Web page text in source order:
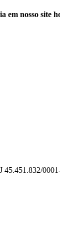
em nosso site